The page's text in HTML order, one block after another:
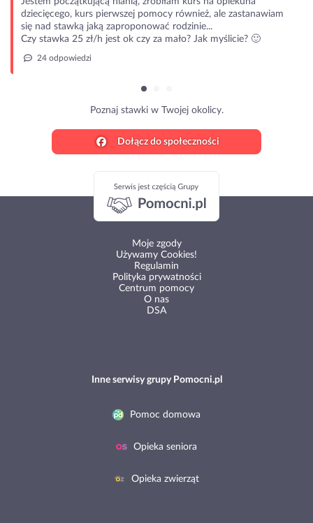
dziecięcego, kurs pierwszej pomocy również, ale zastanawiam
się nad stawką jaką zaproponować rodzinie...
Czy stawka 25 zł/h jest ok czy za mało? Jak myślicie? 🙂
24 odpowiedzi
Poznaj stawki w Twojej okolicy.
Dołącz do społeczności
Moje zgody
Używamy Cookies!
Regulamin
Polityka prywatności
Centrum pomocy
O nas
DSA
Inne serwisy grupy Pomocni.pl
Pomoc domowa
Opieka seniora
Opieka zwierząt